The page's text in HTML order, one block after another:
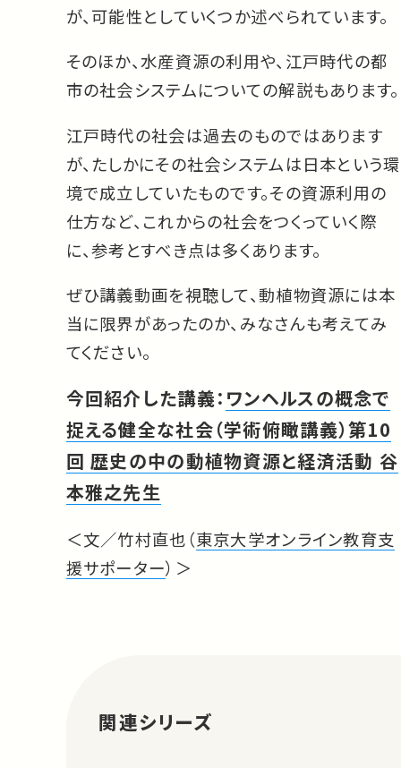
が、可能性としていくつか述べられています。
そのほか、水産資源の利用や、江戸時代の都
市の社会システムについての解説もあります。
江戸時代の社会は過去のものではあります
が、たしかにその社会システムは日本という環
境で成立していたものです。その資源利用の
仕方など、これからの社会をつくっていく際
に、参考とすべき点は多くあります。
ぜひ講義動画を視聴して、動植物資源には本
当に限界があったのか、みなさんも考えてみ
てください。
今回紹介した講義： ワンヘルスの概念で
捉える健全な社会（学術俯瞰講義）第10
回 歴史の中の動植物資源と経済活動 谷
本雅之先生
＜文／竹村直也（東京大学オンライン教育支
援サポーター）＞
関連シリーズ